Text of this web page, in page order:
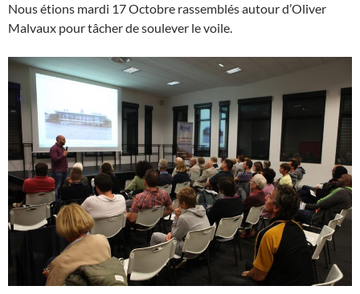
Nous étions mardi 17 Octobre rassemblés autour d’Oliver
Malvaux pour tâcher de soulever le voile.